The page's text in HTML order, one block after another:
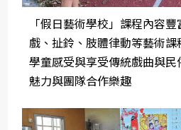
「假日藝術學校」課程內容
戲、扯鈴、肢體律動等藝術
學童感受與享受傳統戲曲與
魅力與團隊合作樂趣